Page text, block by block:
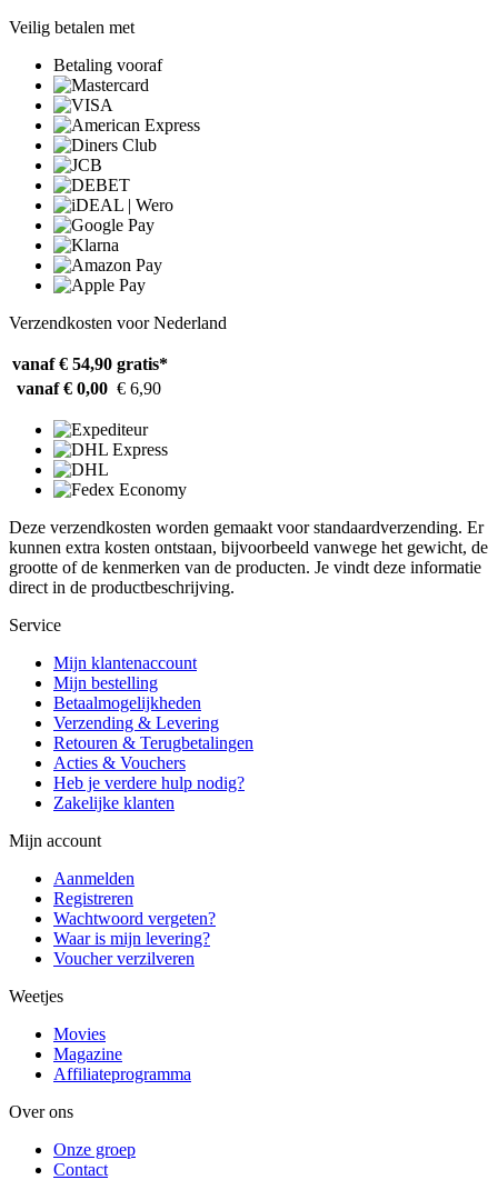
Veilig betalen met
Betaling vooraf
Verzendkosten voor Nederland
vanaf € 54,90 gratis*
vanaf € 0,00 € 6,90
Deze verzendkosten worden gemaakt voor standaardverzending. Er
kunnen extra kosten ontstaan, bijvoorbeeld vanwege het gewicht, de
grootte of de kenmerken van de producten. Je vindt deze informatie
direct in de productbeschrijving.
Service
Mijn klantenaccount
Mijn bestelling
Betaalmogelijkheden
Verzending & Levering
Retouren & Terugbetalingen
Acties & Vouchers
Heb je verdere hulp nodig?
Zakelijke klanten
Mijn account
Aanmelden
Registreren
Wachtwoord vergeten?
Waar is mijn levering?
Voucher verzilveren
Weetjes
Movies
Magazine
Affiliateprogramma
Over ons
Onze groep
Contact